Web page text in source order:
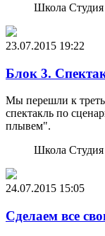
Школа Студия
23.07.2015 19:22
Блок 3.
Мы перешли к
спектакль по
плывем".
Школа Студия
24.07.2015 15:05
Сделаем все